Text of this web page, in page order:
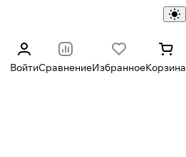
ВойтиСравнениеИзбранноеКорзина